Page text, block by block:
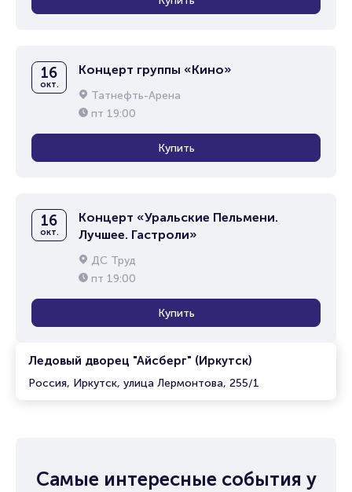
Ледовый дворец "Айсберг" (Иркутск)
Россия, Иркутск, улица Лермонтова, 255/1
16
окт.
Концерт группы «Кино»
Татнефть-Арена
пт 19:00
Купить
16
окт.
Концерт «Уральские Пельмени.
Лучшее. Гастроли»
ДС Труд
пт 19:00
Купить
Самые интересные события у